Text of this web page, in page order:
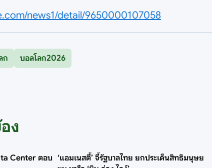
news1/detail/9650000107058
ก บอลโลก2026
ง
Center ตอบ ‘แอมเนสตี้’ จี้รัฐบาลไทย ยกประเด็นสิทธิมนุษย